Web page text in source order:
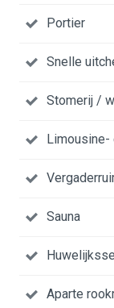
Portier
Snelle
Stomerij /
Limousine-
Sauna
Aparte